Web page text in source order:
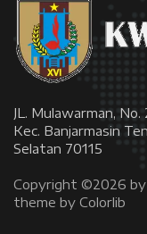
JL. Mulawarman,
Kec. Banjarmasin
Selatan 70115
Copyright ©2026
theme by Colorlib